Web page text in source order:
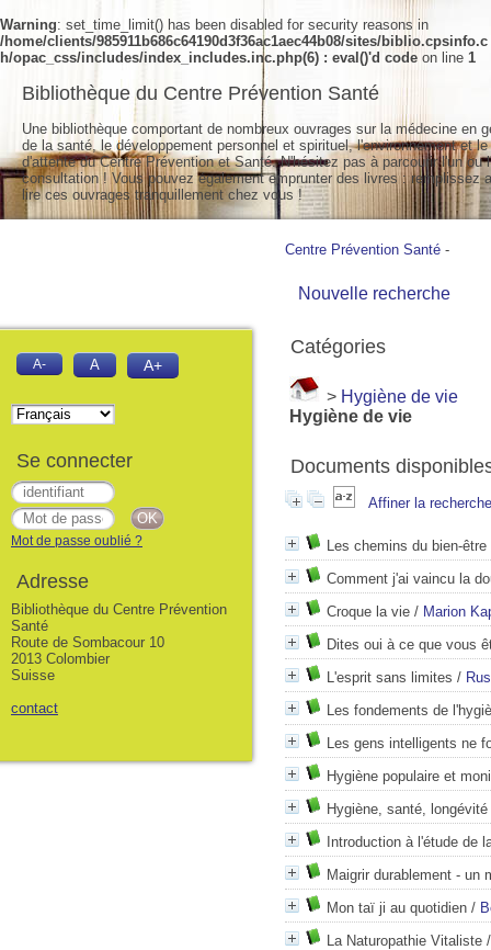
Warning: set_time_limit() has been disabled for security reasons in
/home/clients/985911b686c64190d3f36ac1aec44b08/sites/biblio.cpsinfo.c
h/opac_css/includes/index_includes.inc.php(6) : eval()'d code on line 1
Centre Prévention Santé -
Nouvelle recherche
Catégories
> Hygiène de vie
Hygiène de vie
Documents
Affiner la recherche
Les chemins du bien-être
Comment j'ai vaincu la
Croque la vie / Marion
Dites oui à ce que vous
L'esprit sans limites /
Les fondements de
Les gens intelligents ne
Hygiène populaire et
Hygiène, santé, longévité
Introduction à l'étude de
Maigrir durablement - un
Mon taï ji au quotidien /
La Naturopathie Vitaliste
Bibliothèque du Centre Prévention Santé
Une bibliothèque comportant de nombreux ouvrages sur la médecine en
de la santé, le développement personnel et spirituel, l'environnement et
d'attente du Centre Prévention et Santé. N'hésitez pas à parcourir l'un
consultation ! Vous pouvez également emprunter des livres : remplissez
lire ces ouvrages tranquillement chez vous !
A- A A+
Se connecter
Mot de passe oublié ?
Adresse
Bibliothèque du Centre Prévention
Santé
Route de Sombacour 10
2013 Colombier
Suisse
contact